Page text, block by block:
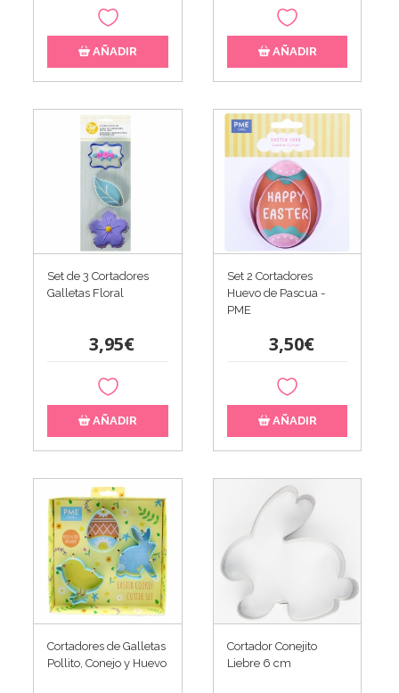
AÑADIR AÑADIR
Set de 3 Cortadores
Galletas Floral
3,95€
AÑADIR
Set 2 Cortadores
Huevo de Pascua -
PME
3,50€
AÑADIR
Cortadores de Galletas
Pollito, Conejo y Huevo
Cortador Conejito
Liebre 6 cm